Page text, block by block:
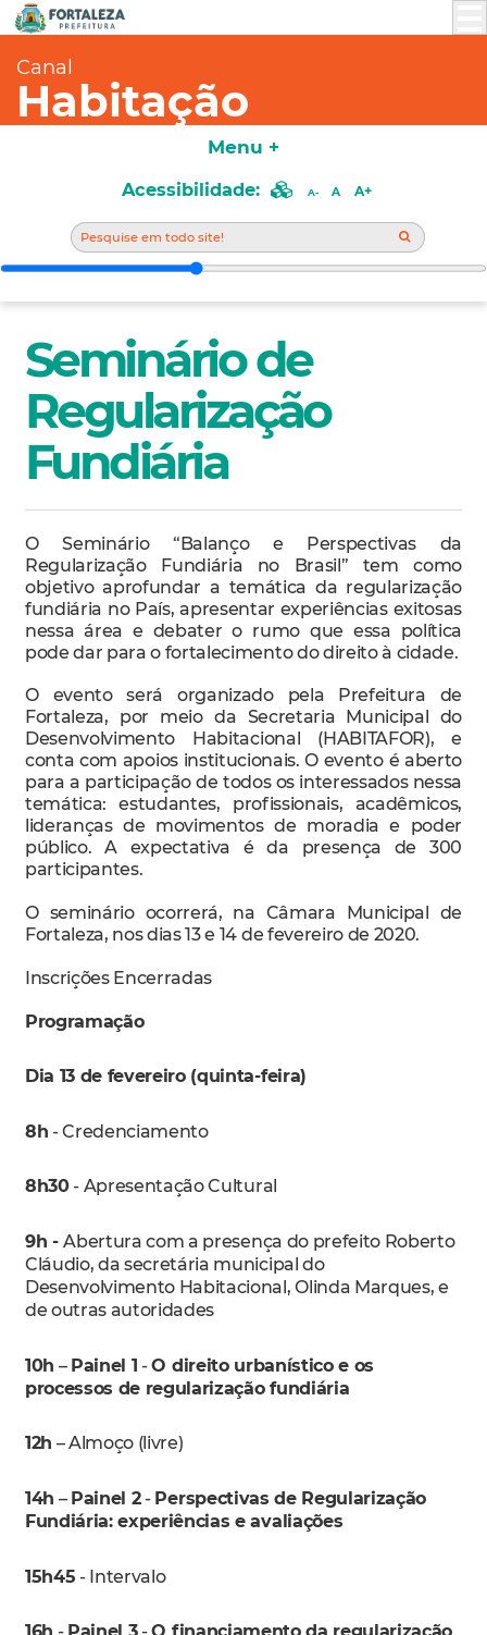
Canal
Habitação
Menu +
Acessibilidade:
A
Seminário de
Regularização
Fundiária
O Seminário “Balanço e Perspectivas da
Regularização Fundiária no Brasil” tem como
objetivo aprofundar a temática da regularização
fundiária no País, apresentar experiências exitosas
nessa área e debater o rumo que essa política
pode dar para o fortalecimento do direito à cidade.
O evento será organizado pela Prefeitura de
Fortaleza, por meio da Secretaria Municipal do
Desenvolvimento Habitacional (HABITAFOR), e
conta com apoios institucionais. O evento é aberto
para a participação de todos os interessados nessa
temática: estudantes, profissionais, acadêmicos,
lideranças de movimentos de moradia e poder
público. A expectativa é da presença de 300
participantes.
O seminário ocorrerá, na Câmara Municipal de
Fortaleza, nos dias 13 e 14 de fevereiro de 2020.
Inscrições Encerradas
Programação
Dia 13 de fevereiro (quinta-feira)
8h - Credenciamento
8h30- Apresentação Cultural
9h -Abertura com a presença do prefeito Roberto
Cláudio, da secretária municipal do
Desenvolvimento Habitacional, Olinda Marques, e
de outras autoridades
10h – Painel 1 -O direito urbanístico e os
processos de regularização fundiária
12h – Almoço (livre)
14h – Painel 2- Perspectivas de Regularização
Fundiária: experiências e avaliações
15h45 - Intervalo